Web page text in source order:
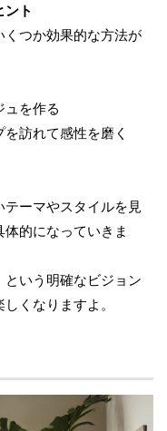
ト
つか効果的な方法が
ュを作る
訪れて感性を磨く
ーマやスタイルを見
的になっていきま
という明確なビジョン
くなりますよ。